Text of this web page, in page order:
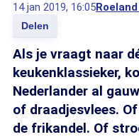
14 jan 2019, 16:05
Delen
Als je vraagt naar
keukenklassieker,
Nederlander al
of draadjesvlees.
de frikandel. Of